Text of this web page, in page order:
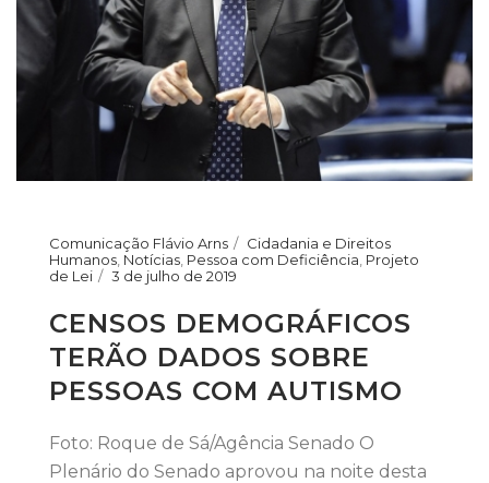
Comunicação Flávio Arns
Cidadania e Direitos
Humanos Notícias Pessoa com Deficiência Projeto
de Lei
3 de julho de 2019
CENSOS DEMOGRÁFICOS
TERÃO DADOS SOBRE
PESSOAS COM AUTISMO
Foto: Roque de Sá/Agência Senado O
Plenário do Senado aprovou na noite desta